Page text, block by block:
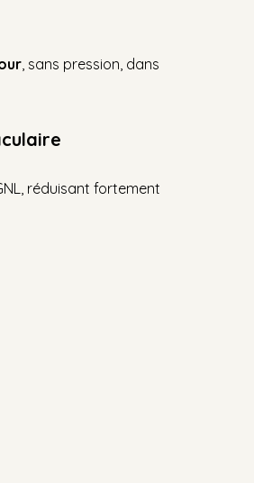
, sans pression, dans
réduisant fortement